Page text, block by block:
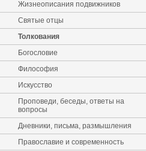
Жизнеописания подвижников
Святые отцы
Толкования
Богословие
Философия
Искусство
Проповеди, беседы, ответы на
вопросы
Дневники, письма, размышления
Православие и современность